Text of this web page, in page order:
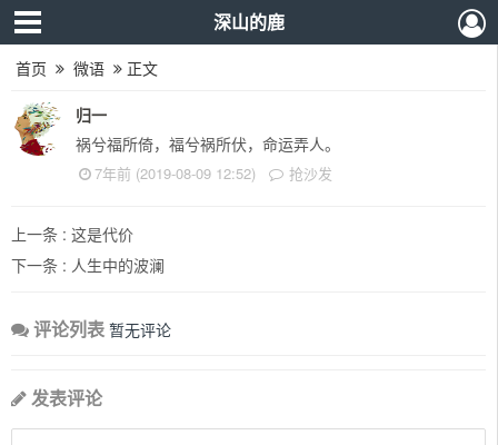
深山的鹿
首页 微语 正文
归一
祸兮福所倚，福兮祸所伏，命运弄人。
7年前 (2019-08-09 12:52) 抢沙发
上一条 : 这是代价
下一条 : 人生中的波澜
评论列表 暂无评论
发表评论